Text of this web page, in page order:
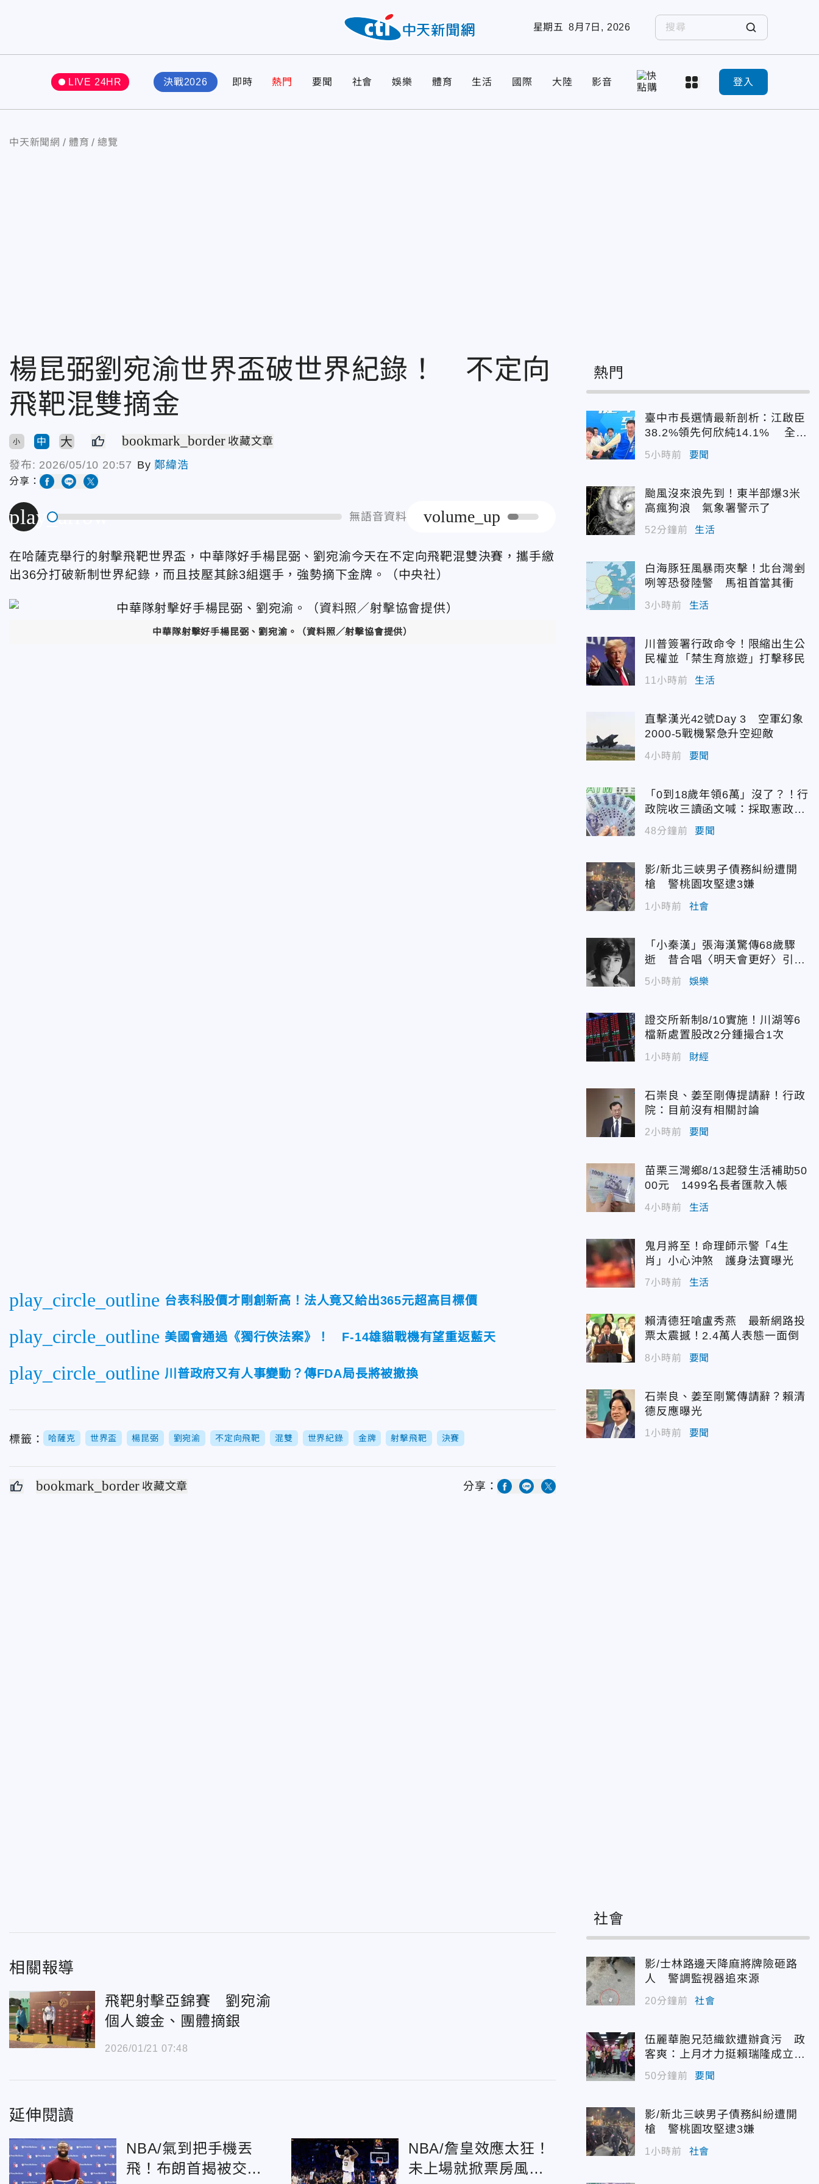
星期五 8月7日, 2026
LIVE 24HR 決戰2026 即時 熱門 要聞 社會 娛樂 體育 生活 國際 大陸 影音 登入
中天新聞網 體育 總覽
楊昆弼劉宛渝世界盃破世界紀錄！ 不定向
飛靶混雙摘金
小 中 大 bookmark_border 收藏文章
發布: 2026/05/10 20:57 By鄭緯浩
分享：
play_arrow 無語音資料 volume_up
在哈薩克舉行的射擊飛靶世界盃，中華隊好手楊昆弼、劉宛渝今天在不定向飛靶混雙決賽，攜手繳
出36分打破新制世界紀錄，而且技壓其餘3組選手，強勢摘下金牌。（中央社）
中華隊射擊好手楊昆弼、劉宛渝。 （資料照／射擊協會提供）
play_circle_outline 台表科股價才剛創新高！法人竟又給出365元超高目標價
play_circle_outline 美國會通過《獨行俠法案》！ F-14雄貓戰機有望重返藍天
play_circle_outline 川普政府又有人事變動？傳FDA局長將被撤換
標籤： 哈薩克 世界盃 楊昆弼 劉宛渝 不定向飛靶 混雙 世界紀錄 金牌 射擊飛靶 決賽
bookmark_border 收藏文章 分享：
相關報導
飛靶射擊亞錦賽 劉宛渝
個人鍍金、團體摘銀
2026/01/21 07:48
延伸閱讀
NBA/氣到把手機丟
飛！布朗首揭被交易
NBA/詹皇效應太狂！
未上場就掀票房風
熱門
臺中市長選情最新剖析：江啟臣
38.2%領先何欣純14.1% 全世
代支持度全面居首
5小時前 要聞
颱風沒來浪先到！東半部爆3米
高瘋狗浪 氣象署警示了
52分鐘前 生活
白海豚狂風暴雨夾擊！北台灣剉
咧等恐發陸警 馬祖首當其衝
3小時前 生活
川普簽署行政命令！限縮出生公
民權並「禁生育旅遊」打擊移民
11小時前 生活
直擊漢光42號Day 3 空軍幻象
2000-5戰機緊急升空迎敵
4小時前 要聞
「0到18歲年領6萬」沒了？！行
政院收三讀函文喊：採取憲政作
48分鐘前 要聞
影/新北三峽男子債務糾紛遭開
槍 警桃園攻堅逮3嫌
1小時前 社會
「小秦漢」張海漢驚傳68歲驟
逝 昔合唱〈明天會更好〉引追
憶
5小時前 娛樂
證交所新制8/10實施！川湖等6
檔新處置股改2分鍾撮合1次
1小時前 財經
石崇良、姜至剛傳提請辭！行政
院：目前沒有相關討論
2小時前 要聞
苗栗三灣鄉8/13起發生活補助50
00元 1499名長者匯款入帳
4小時前 生活
鬼月將至！命理師示警「4生
肖」小心沖煞 護身法寶曝光
7小時前 生活
賴清德狂嗆盧秀燕 最新網路投
票太震撼！2.4萬人表態一面倒
8小時前 要聞
石崇良、姜至剛驚傳請辭？賴清
德反應曝光
1小時前 要聞
社會
影/士林路邊天降麻將牌險砸路
人 警調監視器追來源
20分鐘前 社會
伍麗華胞兄范織欽遭辦貪污 政
客爽：上月才力挺賴瑞隆成立後
援會
50分鐘前 要聞
影/新北三峽男子債務糾紛遭開
槍 警桃園攻堅逮3嫌
1小時前 社會